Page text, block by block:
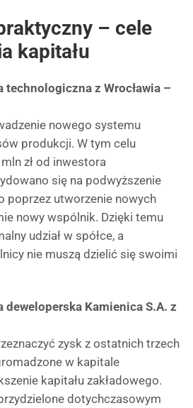
– cele
kapitału
technologiczna z Wrocławia –
nowego systemu
produkcji. W tym celu
zł od inwestora
się na podwyższenie
poprzez utworzenie nowych
nowy wspólnik. Dzięki temu
udział w spółce, a
nie muszą dzielić się swoimi
deweloperska Kamienica S.A. z
zysk z ostatnich trzech
w kapitale
kapitału zakładowego.
dotychczasowym